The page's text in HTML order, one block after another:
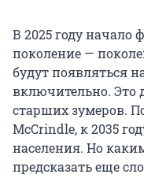
В 2025 году начало
поколение —
будут появляться
включительно.
старших зумеров.
McCrindle, к 2035
населения. Но
предсказать еще